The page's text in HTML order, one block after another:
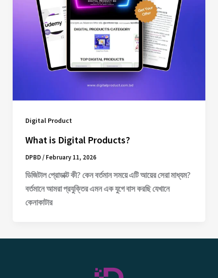
Digital Product
What is Digital Products?
DPBD/ February 11, 2026
ডিজিটাল প্রোডাক্ট কী? কেন বর্তমান সময়ে এটি আয়ের সেরা মাধ্যম?
বর্তমানে আমরা প্রযুক্তির এমন এক যুগে বাস করছি যেখানে
কেনাকাটার